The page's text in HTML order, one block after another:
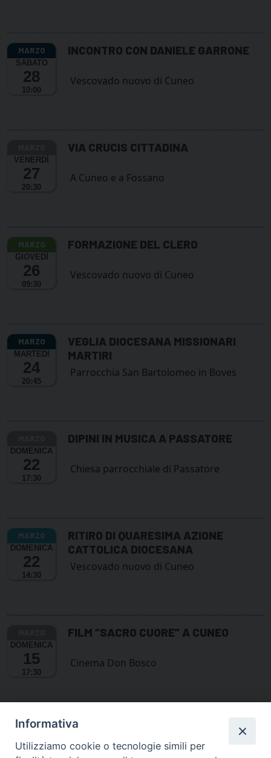
SABATO
28
10:00
INCONTRO CON DANIELE GARRONE
Vescovado nuovo di Cuneo
VENERDÌ
27
20:30
VIA CRUCIS CITTADINA
A Cuneo e a Fossano
GIOVEDÌ
26
09:30
FORMAZIONE DEL CLERO
Vescovado nuovo di Cuneo
MARTEDÌ
24
20:45
VEGLIA DIOCESANA MISSIONARI
MARTIRI
Parrocchia San Bartolomeo in Boves
DOMENICA
22
17:30
DIPINI IN MUSICA A PASSATORE
Chiesa parrocchiale di Passatore
DOMENICA
22
14:30
RITIRO DI QUARESIMA AZIONE
CATTOLICA DIOCESANA
Vescovado nuovo di Cuneo
DOMENICA
15
17:30
FILM “SACRO CUORE” A CUNEO
Cinema Don Bosco
Informativa
Utilizziamo cookie o tecnologie simili per